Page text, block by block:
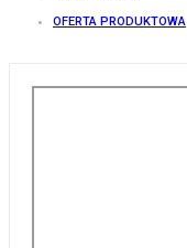
OFERTA PRODUKTOWA